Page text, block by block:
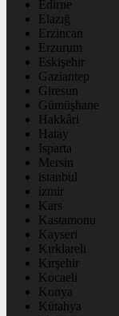
Edirne
Elazığ
Erzincan
Erzurum
Eskişehir
Gaziantep
Giresun
Gümüşhane
Hakkâri
Hatay
Isparta
Mersin
istanbul
izmir
Kars
Kastamonu
Kayseri
Kırklareli
Kırşehir
Kocaeli
Konya
Kütahya